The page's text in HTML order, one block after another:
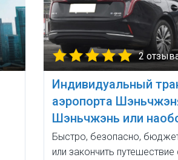
2
Индивидуальный
аэропорта
Шэньчжэнь или
Быстро, безопасно,
или закончить путешествие